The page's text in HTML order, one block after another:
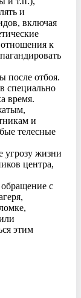
и
включая
к
после отбоя.
специально
время.
и
телесные
угрозу жизни
центра,
обращение с
этим